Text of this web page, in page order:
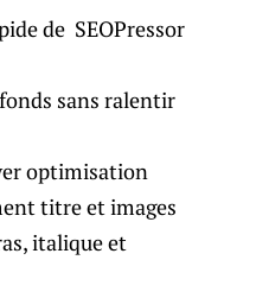
de SEOPressor
sans ralentir
optimisation
titre et images
italique et